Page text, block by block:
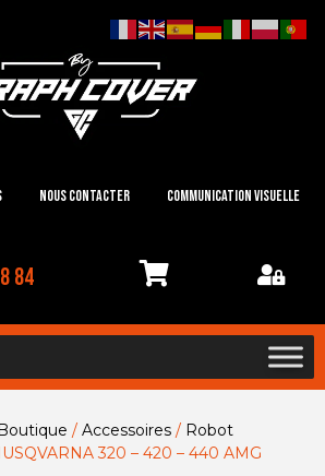
Nous contacter Communication visuelle
84
Boutique / Accessoires / Robot
320 – 420 – 440 AMG